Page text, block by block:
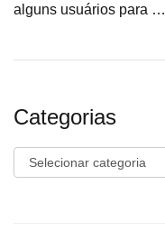
alguns usuários para …
Categorias
Categorias